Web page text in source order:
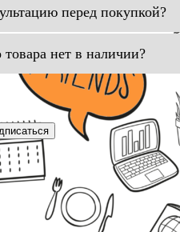
перед покупкой?
нет в наличии?